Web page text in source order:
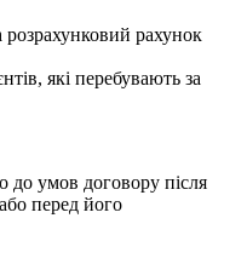
розрахунковий рахунок
які перебувають за
до умов договору після
перед його